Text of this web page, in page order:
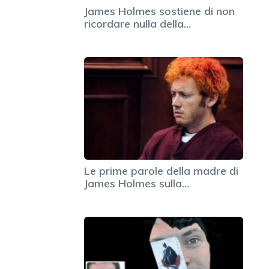
James Holmes sostiene di non
ricordare nulla della…
Le prime parole della madre di
James Holmes sulla…